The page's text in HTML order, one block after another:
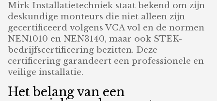
Mirk Installatietechniek staat bekend om zijn
deskundige monteurs die niet alleen zijn
gecertificeerd volgens VCA vol en de normen
NEN1010 en NEN3140, maar ook STEK-
bedrijfscertificering bezitten. Deze
certificering garandeert een professionele en
veilige installatie.
Het belang van een